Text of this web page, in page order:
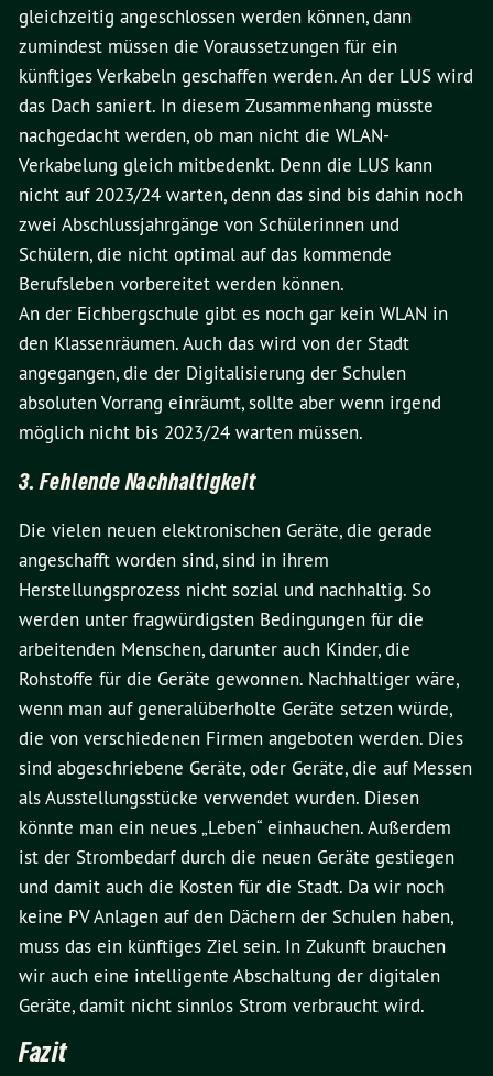
gleichzeitig angeschlossen werden können, dann
zumindest müssen die Voraussetzungen für ein
künftiges Verkabeln geschaffen werden. An der LUS wird
das Dach saniert. In diesem Zusammenhang müsste
nachgedacht werden, ob man nicht die WLAN-
Verkabelung gleich mitbedenkt. Denn die LUS kann
nicht auf 2023/24 warten, denn das sind bis dahin noch
zwei Abschlussjahrgänge von Schülerinnen und
Schülern, die nicht optimal auf das kommende
Berufsleben vorbereitet werden können.
An der Eichbergschule gibt es noch gar kein WLAN in
den Klassenräumen. Auch das wird von der Stadt
angegangen, die der Digitalisierung der Schulen
absoluten Vorrang einräumt, sollte aber wenn irgend
möglich nicht bis 2023/24 warten müssen.
3. Fehlende Nachhaltigkeit
Die vielen neuen elektronischen Geräte, die gerade
angeschafft worden sind, sind in ihrem
Herstellungsprozess nicht sozial und nachhaltig. So
werden unter fragwürdigsten Bedingungen für die
arbeitenden Menschen, darunter auch Kinder, die
Rohstoffe für die Geräte gewonnen. Nachhaltiger wäre,
wenn man auf generalüberholte Geräte setzen würde,
die von verschiedenen Firmen angeboten werden. Dies
sind abgeschriebene Geräte, oder Geräte, die auf Messen
als Ausstellungsstücke verwendet wurden. Diesen
könnte man ein neues „Leben“ einhauchen. Außerdem
ist der Strombedarf durch die neuen Geräte gestiegen
und damit auch die Kosten für die Stadt. Da wir noch
keine PV Anlagen auf den Dächern der Schulen haben,
muss das ein künftiges Ziel sein. In Zukunft brauchen
wir auch eine intelligente Abschaltung der digitalen
Geräte, damit nicht sinnlos Strom verbraucht wird.
Fazit